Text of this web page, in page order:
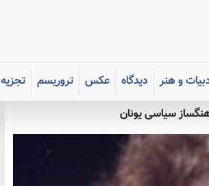
و هنر دیدگاه عکس تروریسم تجزیه
سیاسی یونان